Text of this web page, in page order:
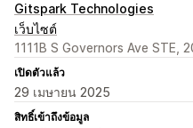
Gitspark Technologies
เว็บไซต์
1111B S Governors Ave STE,
เปิดตัวแล้ว
29 เมษายน 2025
สิทธิ์เข้าถึงข้อมูล